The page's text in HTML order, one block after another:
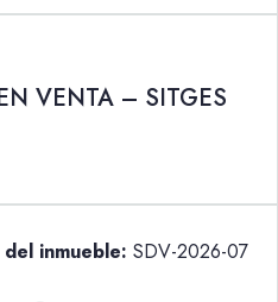
VENTA – SITGES
del inmueble: SDV-2026-07